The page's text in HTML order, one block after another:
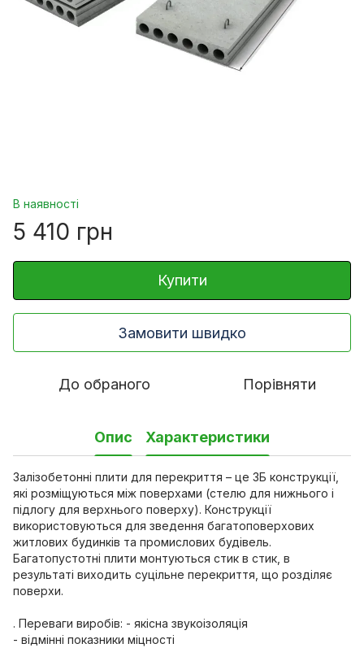
В наявності
5 410 грн
Купити
Замовити швидко
До обраного Порівняти
Опис Характеристики
Залізобетонні плити для перекриття – це ЗБ конструкції,
які розміщуються між поверхами (стелю для нижнього і
підлогу для верхнього поверху). Конструкції
використовуються для зведення багатоповерхових
житлових будинків та промислових будівель.
Багатопустотні плити монтуються стик в стик, в
результаті виходить суцільне перекриття, що розділяє
поверхи.
. Переваги виробів: - якісна звукоізоляція
- відмінні показники міцності